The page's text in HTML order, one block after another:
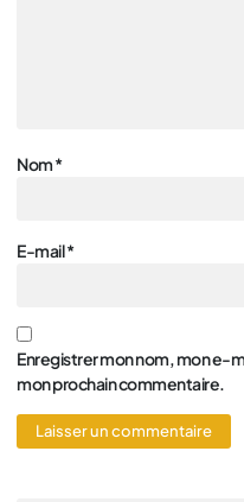
Nom*
E-mail*
Enregistrer mon nom, mon e-
mon prochain commentaire.